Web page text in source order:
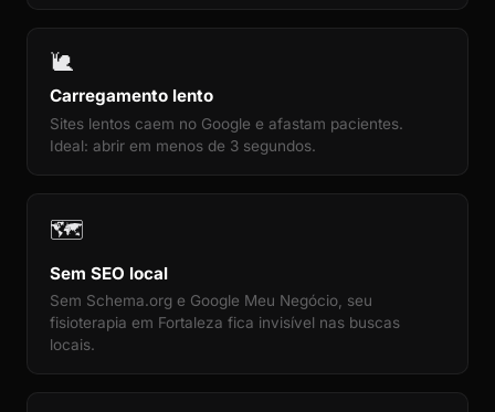
🐌
Carregamento lento
Sites lentos caem no Google e afastam pacientes.
Ideal: abrir em menos de 3 segundos.
🗺️
Sem SEO local
Sem Schema.org e Google Meu Negócio, seu
fisioterapia em Fortaleza fica invisível nas buscas
locais.